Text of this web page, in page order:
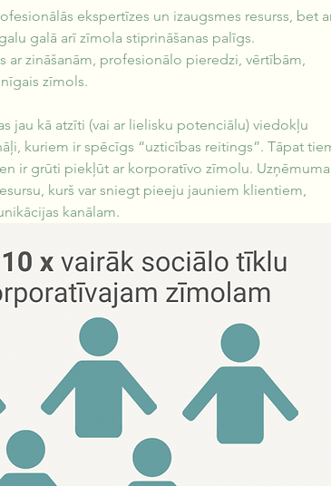
ekspertīzes un izaugsmes resurss, bet
galā arī zīmola stiprināšanas palīgs.
zināšanām, profesionālo pieredzi, vērtībām,
zīmols.
jau kā atzīti (vai ar lielisku potenciālu) viedokļu
kuriem ir spēcīgs “uzticības reitings”. Tāpat
ir grūti piekļūt ar korporatīvo zīmolu.
kurš var sniegt pieeju jauniem klientiem,
kanālam.